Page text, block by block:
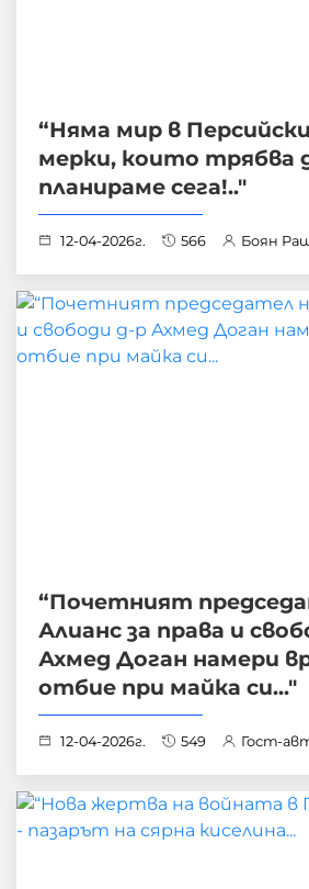
“Няма мир в
мерки, които трябва
планираме сега!.."
12-04-2026г. 566 Боян
“Почетният
Алианс за права и
Ахмед Доган намери
отбие при майка си..."
12-04-2026г. 549 Гост-